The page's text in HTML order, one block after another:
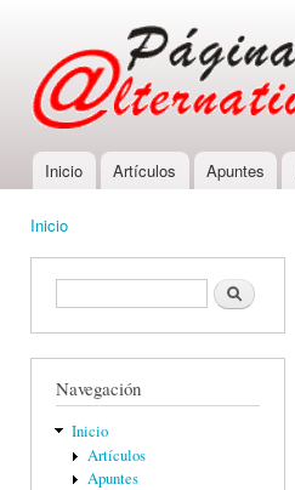
Main menu
Inicio Artículos Apuntes
Inicio
Formulario de búsquedaBuscar
Navegación
Inicio
Artículos
Apuntes